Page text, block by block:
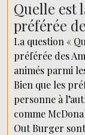
Quelle est
préférée
La question «
préférée des
animés parmi
Bien que les
personne à
comme
Out Burger